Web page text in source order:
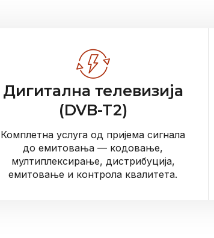
Дигитална телевизија
(DVB-T2)
Комплетна услуга од пријема сигнала
до емитовања — кодовање,
мултиплексирање, дистрибуција,
емитовање и контрола квалитета.